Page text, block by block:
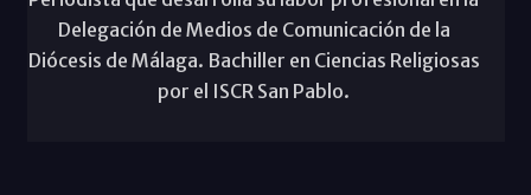
Delegación de Medios de Comunicación de la
Diócesis de Málaga. Bachiller en Ciencias Religiosas
por el ISCR San Pablo.